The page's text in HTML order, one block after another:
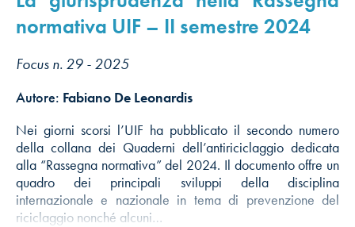
normativa UIF – II semestre 2024
Focus n. 29 - 2025
Autore: Fabiano De Leonardis
Nei giorni scorsi l’UIF ha pubblicato il secondo numero
della collana dei Quaderni dell’antiriciclaggio dedicata
alla “Rassegna normativa” del 2024. Il documento offre un
quadro dei principali sviluppi della disciplina
internazionale e nazionale in tema di prevenzione del
riciclaggio nonché alcuni…